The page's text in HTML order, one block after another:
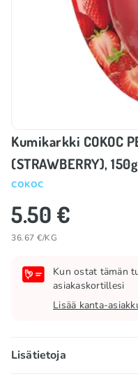
Kumikarkki COKOC
(STRAWBERRY), 150g
COKOC
5.50 €
36.67 €/KG
Kun ostat tämän
asiakaskortillesi
Lisää kanta-
Lisätietoja